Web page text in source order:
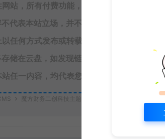
站，所有付费功能，均为用户为本站捐赠
代表本站立场，并不代表本站赞同其观点
任何方式发布或转载任何违法的相关信息
储在云盘，如发现链接失效，请联系我们我
任一内容，均代表您已同意上述条款。
魔方财务二创科技主题